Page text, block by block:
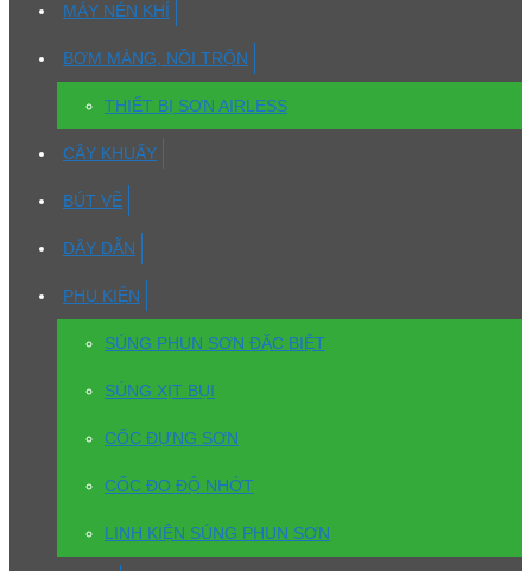
MÁY NÉN KHÍ
BƠM MÀNG, NỒI TRỘN
THIẾT BỊ SƠN AIRLESS
CÂY KHUẤY
BÚT VẼ
DÂY DẪN
PHỤ KIỆN
SÚNG PHUN SƠN ĐẶC BIỆT
SÚNG XỊT BỤI
CỐC ĐỰNG SƠN
CỐC ĐO ĐỘ NHỚT
LINH KIỆN SÚNG PHUN SƠN